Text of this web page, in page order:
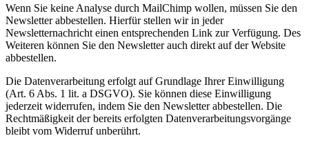
Wenn Sie keine Analyse durch MailChimp wollen, müssen Sie den
Newsletter abbestellen. Hierfür stellen wir in jeder
Newsletternachricht einen entsprechenden Link zur Verfügung. Des
Weiteren können Sie den Newsletter auch direkt auf der Website
abbestellen.
Die Datenverarbeitung erfolgt auf Grundlage Ihrer Einwilligung
(Art. 6 Abs. 1 lit. a DSGVO). Sie können diese Einwilligung
jederzeit widerrufen, indem Sie den Newsletter abbestellen. Die
Rechtmäßigkeit der bereits erfolgten Datenverarbeitungsvorgänge
bleibt vom Widerruf unberührt.